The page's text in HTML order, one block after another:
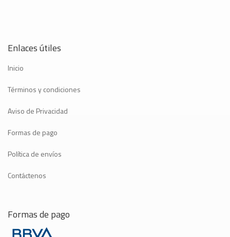
Enlaces útiles
Inicio
Términos y condiciones
Aviso de Privacidad
Formas de pago
Política de envíos
Contáctenos
Formas de pago